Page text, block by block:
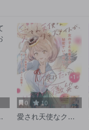
0 10
愛され天使なクラ